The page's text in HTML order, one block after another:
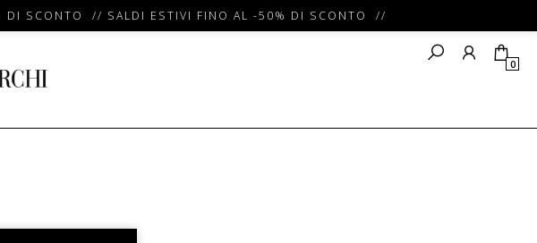
SCONTO // SALDI ESTIVI FINO AL -50% DI SCONTO //
0